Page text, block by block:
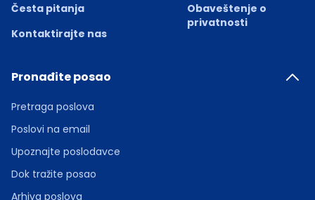
Česta pitanja
Kontaktirajte nas
Obaveštenje o
privatnosti
Pronađite posao
Pretraga poslova
Poslovi na email
Upoznajte poslodavce
Dok tražite posao
Arhiva poslova